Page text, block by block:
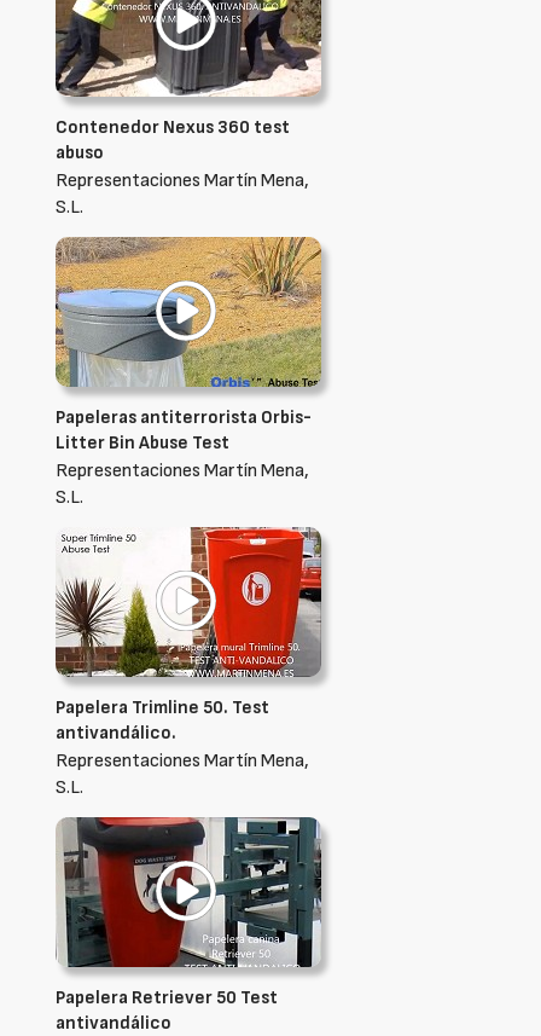
Contenedor Nexus 360 test
abuso
Representaciones Martín Mena,
S.L.
Papeleras antiterrorista Orbis-
Litter Bin Abuse Test
Representaciones Martín Mena,
S.L.
Papelera Trimline 50. Test
antivandálico.
Representaciones Martín Mena,
S.L.
Papelera Retriever 50 Test
antivandálico